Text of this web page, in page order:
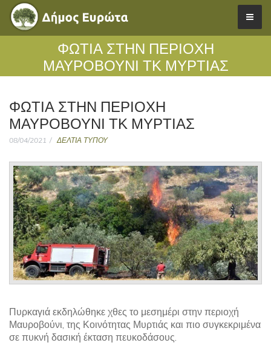
ΦΩΤΙΑ ΣΤΗΝ ΠΕΡΙΟΧΗ
ΜΑΥΡΟΒΟΥΝΙ ΤΚ ΜΥΡΤΙΑΣ
ΦΩΤΙΑ ΣΤΗΝ ΠΕΡΙΟΧΗ
ΜΑΥΡΟΒΟΥΝΙ ΤΚ ΜΥΡΤΙΑΣ
08/04/2021 ΔΕΛΤΙΑ ΤΥΠΟΥ
Πυρκαγιά εκδηλώθηκε χθες το μεσημέρι στην περιοχή
Μαυροβούνι, της Κοινότητας Μυρτιάς και πιο συγκεκριμένα
σε πυκνή δασική έκταση πευκοδάσους.